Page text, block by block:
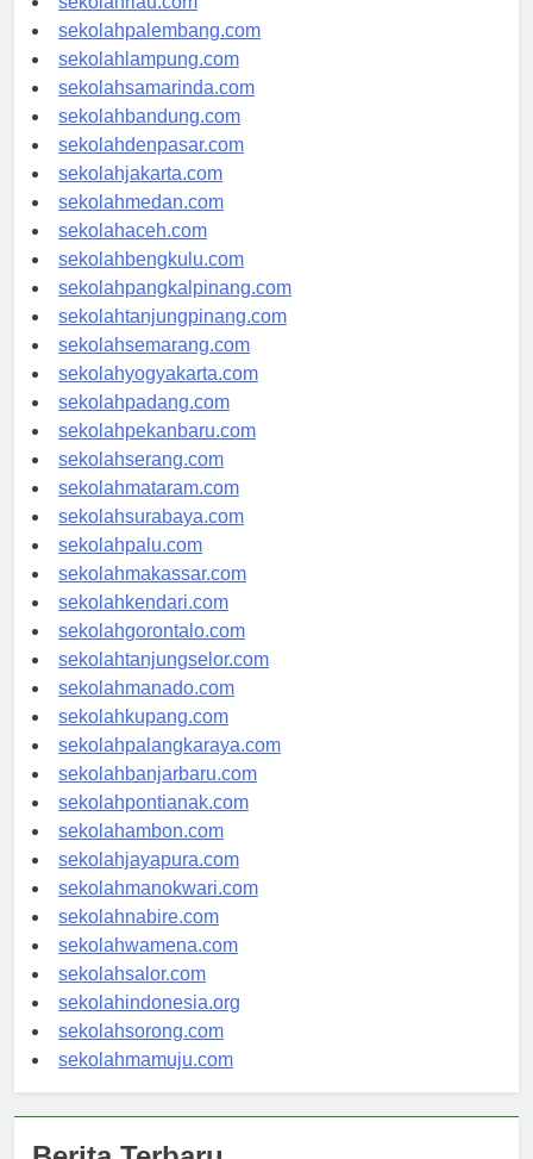
sekolahriau.com
sekolahpalembang.com
sekolahlampung.com
sekolahsamarinda.com
sekolahbandung.com
sekolahdenpasar.com
sekolahjakarta.com
sekolahmedan.com
sekolahaceh.com
sekolahbengkulu.com
sekolahpangkalpinang.com
sekolahtanjungpinang.com
sekolahsemarang.com
sekolahyogyakarta.com
sekolahpadang.com
sekolahpekanbaru.com
sekolahserang.com
sekolahmataram.com
sekolahsurabaya.com
sekolahpalu.com
sekolahmakassar.com
sekolahkendari.com
sekolahgorontalo.com
sekolahtanjungselor.com
sekolahmanado.com
sekolahkupang.com
sekolahpalangkaraya.com
sekolahbanjarbaru.com
sekolahpontianak.com
sekolahambon.com
sekolahjayapura.com
sekolahmanokwari.com
sekolahnabire.com
sekolahwamena.com
sekolahsalor.com
sekolahindonesia.org
sekolahsorong.com